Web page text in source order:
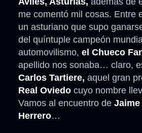
me comentó mil cosas. Entre
un asturiano que supo
del quíntuple campeón
automovilismo, el Chueco
apellido nos sonaba… claro,
Carlos Tartiere, aquel gran
Real Oviedo cuyo nombre
Vamos al encuentro de Jaime
Herrero…